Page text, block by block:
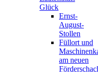
Glück
Ernst-
August-
Stollen
Füllort und
am neuen